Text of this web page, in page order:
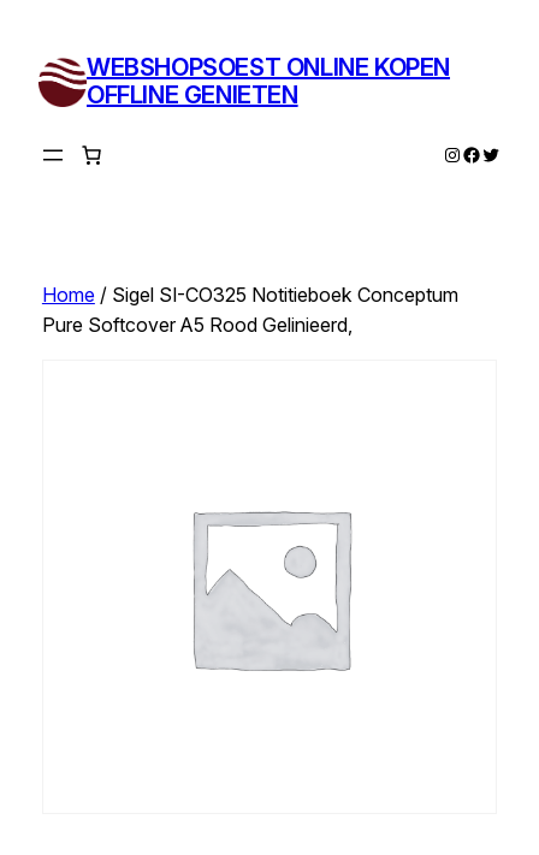
inhoud
WEBSHOPSOEST ONLINE KOPEN
OFFLINE GENIETEN
Instagram
Twitter
Home/ Sigel SI-CO325 Notitieboek Conceptum
Pure Softcover A5 Rood Gelinieerd,